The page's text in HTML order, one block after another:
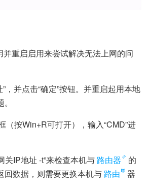
并重启启用来尝试解决无法上网的问
，并点击“确定”按钮。并重启起用本地
（按Win+R可打开），输入“CMD”进
关IP地址 -t”来检查本机与 路由器
的
回数据，则需要更换本机与 路由
器